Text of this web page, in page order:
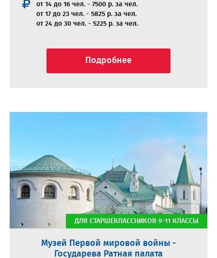
от 14 до 16 чел. - 7500 р. за чел.
от 17 до 23 чел. - 5825 р. за чел.
от 24 до 30 чел. - 5225 р. за чел.
Подробнее
Музей Первой мировой войны -
Государева Ратная палата
ДЛЯ СТАРШЕКЛАССНИКОВ 9-11 КЛАССЫ